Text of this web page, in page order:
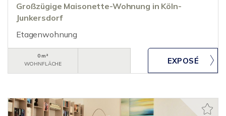
Großzügige Maisonette-Wohnung in Köln-
Junkersdorf
Etagenwohnung
0 m²
WOHNFLÄCHE